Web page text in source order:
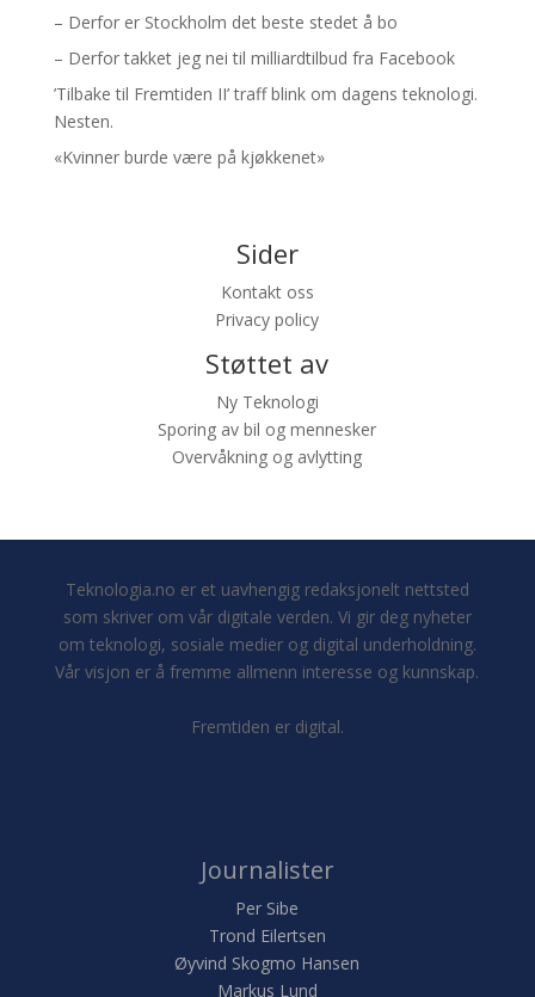
– Derfor er Stockholm det beste stedet å bo
– Derfor takket jeg nei til milliardtilbud fra Facebook
’Tilbake til Fremtiden II’ traff blink om dagens teknologi.
Nesten.
«Kvinner burde være på kjøkkenet»
Sider
Kontakt oss
Privacy policy
Støttet av
Ny Teknologi
Sporing av bil og mennesker
Overvåkning og avlytting
Teknologia.no er et uavhengig redaksjonelt nettsted
som skriver om vår digitale verden. Vi gir deg nyheter
om teknologi, sosiale medier og digital underholdning.
Vår visjon er å fremme allmenn interesse og kunnskap.
Fremtiden er digital.
Journalister
Per Sibe
Trond Eilertsen
Øyvind Skogmo Hansen
Markus Lund